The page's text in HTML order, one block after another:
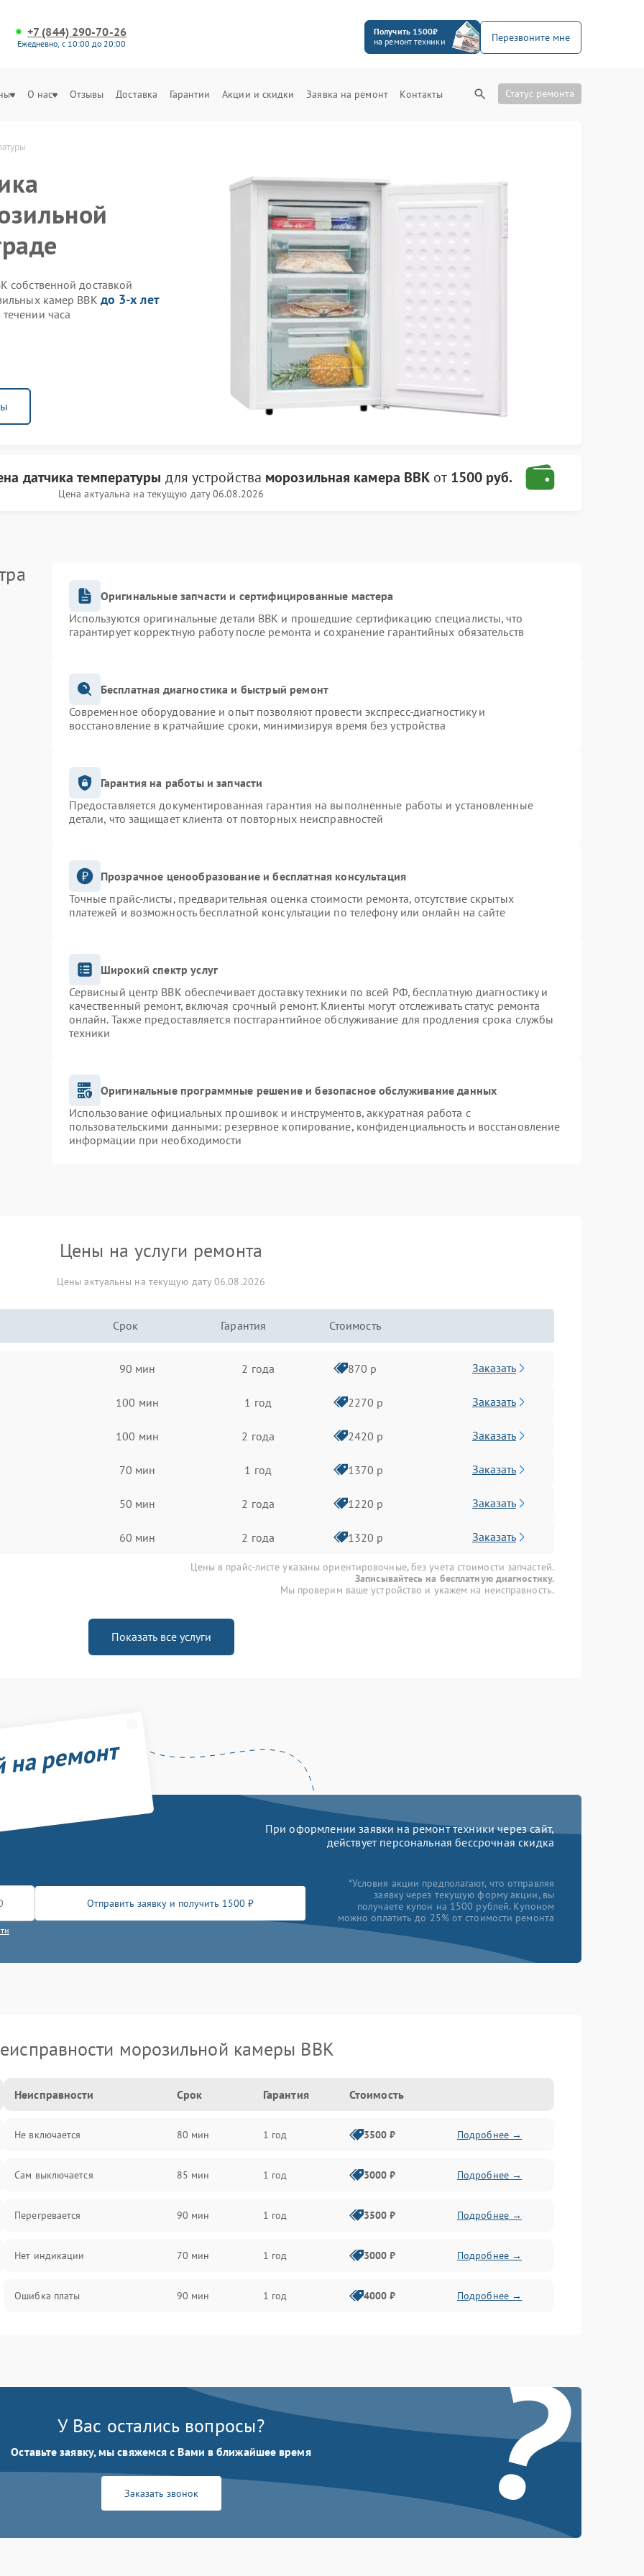
+7 (844) 290-70-26
Ежедневно, с 10:00 до 20:00
Получить 1500₽
на ремонт техники
Перезвоните мне
О нас Отзывы Доставка Гарантии Акции и скидки Заявка на ремонт Контакты Статус ремонта
собственной доставкой
камер BBK до 3-х лет
часа
датчика температуры для устройства морозильная камера BBK от 1500 руб.
Цена актуальна на текущую дату 06.08.2026
Оригинальные запчасти и сертифицированные мастера
Используются оригинальные детали BBK и прошедшие сертификацию специалисты, что
гарантирует корректную работу после ремонта и сохранение гарантийных обязательств
Бесплатная диагностика и быстрый ремонт
Современное оборудование и опыт позволяют провести экспресс-диагностику и
восстановление в кратчайшие сроки, минимизируя время без устройства
Гарантия на работы и запчасти
Предоставляется документированная гарантия на выполненные работы и установленные
детали, что защищает клиента от повторных неисправностей
Прозрачное ценообразование и бесплатная консультация
Точные прайс-листы, предварительная оценка стоимости ремонта, отсутствие скрытых
платежей и возможность бесплатной консультации по телефону или онлайн на сайте
Широкий спектр услуг
Сервисный центр BBK обеспечивает доставку техники по всей РФ, бесплатную диагностику и
качественный ремонт, включая срочный ремонт. Клиенты могут отслеживать статус ремонта
онлайн. Также предоставляется постгарантийное обслуживание для продления срока службы
техники
Оригинальные программные решение и безопасное обслуживание данных
Использование официальных прошивок и инструментов, аккуратная работа с
пользовательскими данными: резервное копирование, конфиденциальность и восстановление
информации при необходимости
Цены на услуги ремонта
Цены актуальны на текущую дату 06.08.2026
Срок Гарантия Стоимость
90 мин 2 года 870 р Заказать
100 мин 1 год 2270 р Заказать
100 мин 2 года 2420 р Заказать
70 мин 1 год 1370 р Заказать
50 мин 2 года 1220 р Заказать
60 мин 2 года 1320 р Заказать
Цены в прайс-листе указаны ориентировочные, без учета стоимости запчастей.
Записывайтесь на бесплатную диагностику.
Мы проверим ваше устройство и укажем на неисправность.
Показать все услуги
ремонт
При оформлении заявки на ремонт техники через сайт,
действует персональная бессрочная скидка
Отправить заявку и получить 1500 ₽
*Условия акции предполагают, что отправляя
заявку через текущую форму акции, вы
получаете купон на 1500 рублей. Купоном
можно оплатить до 25% от стоимости ремонта
морозильной камеры BBK
Неисправности Срок Гарантия Стоимость
Не включается 80 мин 1 год 3500 ₽ Подробнее →
Сам выключается 85 мин 1 год 3000 ₽ Подробнее →
Перегревается 90 мин 1 год 3500 ₽ Подробнее →
Нет индикации 70 мин 1 год 3000 ₽ Подробнее →
Ошибка платы 90 мин 1 год 4000 ₽ Подробнее →
?
У Вас остались вопросы?
Оставьте заявку, мы свяжемся с Вами в ближайшее время
Заказать звонок